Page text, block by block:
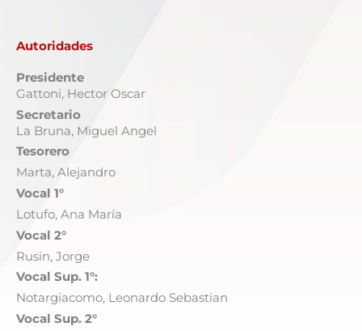
Autoridades
Presidente
Gattoni, Hector Oscar
Secretario
La Bruna, Miguel Angel
Tesorero
Marta, Alejandro
Vocal 1°
Lotufo, Ana María
Vocal 2°
Rusin, Jorge
Vocal Sup. 1°:
Notargiacomo, Leonardo Sebastian
Vocal Sup. 2°